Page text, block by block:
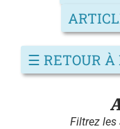
☰ RETOUR À
Filtrez les